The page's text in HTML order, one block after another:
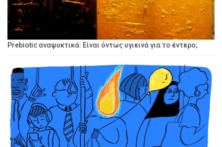
Prebiotic αναψυκτικά: Είναι όντως υγιεινά για το έντερο;